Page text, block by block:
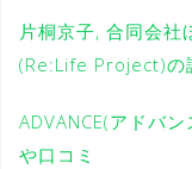
片桐京子, 合同会社
(Re:Life Project)の
ADVANCE(アドバ
や口コミ